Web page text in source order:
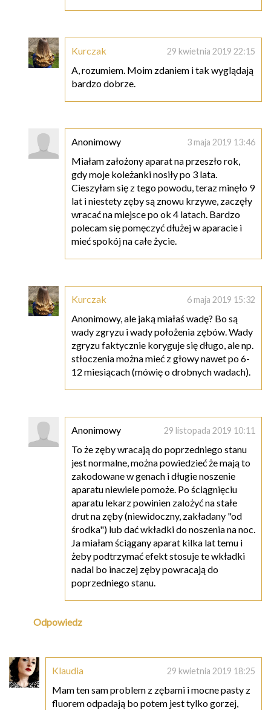
Kurczak 29 kwietnia 2019 22:15
A, rozumiem. Moim zdaniem i tak wyglądają
bardzo dobrze.
Anonimowy 3 maja 2019 13:46
Miałam założony aparat na przeszło rok,
gdy moje koleżanki nosiły po 3 lata.
Cieszyłam się z tego powodu, teraz minęło 9
lat i niestety zęby są znowu krzywe, zaczęły
wracać na miejsce po ok 4 latach. Bardzo
polecam się pomęczyć dłużej w aparacie i
mieć spokój na całe życie.
Kurczak 6 maja 2019 15:32
Anonimowy, ale jaką miałaś wadę? Bo są
wady zgryzu i wady położenia zębów. Wady
zgryzu faktycznie koryguje się długo, ale np.
stłoczenia można mieć z głowy nawet po 6-
12 miesiącach (mówię o drobnych wadach).
Anonimowy 29 listopada 2019 10:11
To że zęby wracają do poprzedniego stanu
jest normalne, można powiedzieć że mają to
zakodowane w genach i długie noszenie
aparatu niewiele pomoże. Po ściągnięciu
aparatu lekarz powinien zalożyć na stałe
drut na zęby (niewidoczny, zakładany "od
środka") lub dać wkładki do noszenia na noc.
Ja miałam ściągany aparat kilka lat temu i
żeby podtrzymać efekt stosuje te wkładki
nadal bo inaczej zęby powracają do
poprzedniego stanu.
Odpowiedz
Klaudia 29 kwietnia 2019 18:25
Mam ten sam problem z zębami i mocne pasty z
fluorem odpadają bo potem jest tylko gorzej,